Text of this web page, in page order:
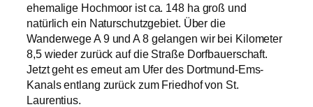
ehemalige Hochmoor ist ca. 148 ha groß und
natürlich ein Naturschutzgebiet. Über die
Wanderwege A 9 und A 8 gelangen wir bei Kilometer
8,5 wieder zurück auf die Straße Dorfbauerschaft.
Jetzt geht es erneut am Ufer des Dortmund-Ems-
Kanals entlang zurück zum Friedhof von St.
Laurentius.